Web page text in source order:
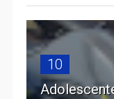
10